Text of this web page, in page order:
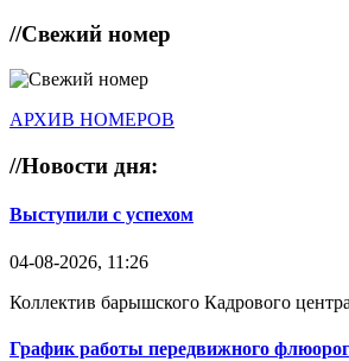
//Свежий номер
АРХИВ НОМЕРОВ
//Новости дня:
Выступили с успехом
04-08-2026, 11:26
Коллектив барышского Кадрового
График работы передвижного